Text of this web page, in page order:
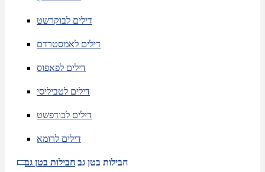
דילים לבוקרשט
דילים לאמסטרדם
דילים לפאפוס
דילים לטביליסי
דילים לבודפשט
דילים לרומא
חבילות בטן גב חבילות בטן גב